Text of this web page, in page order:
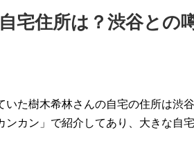
宅住所は？渋谷との
いた樹木希林さんの自宅の住所は渋
ンカン」で紹介してあり、大きな自